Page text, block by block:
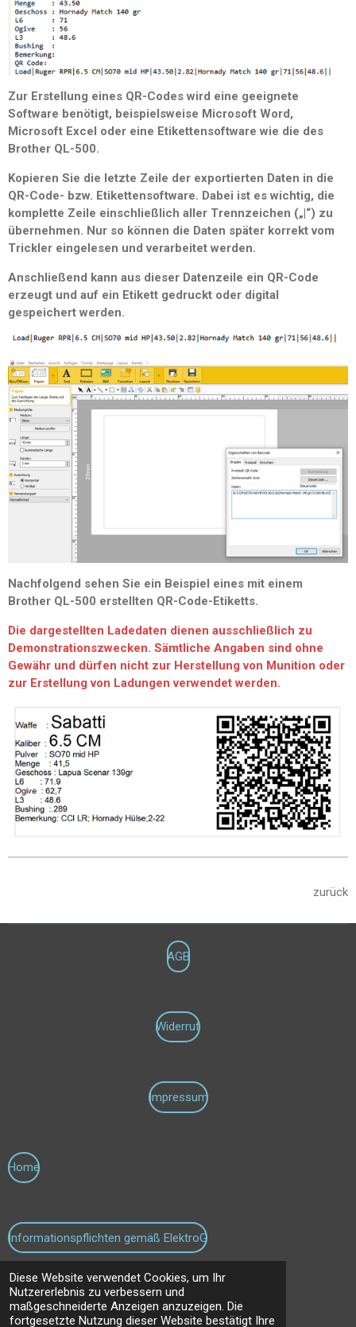
Diese Website verwendet Cookies, um Ihr
Nutzererlebnis zu verbessern und
maßgeschneiderte Anzeigen anzuzeigen. Die
fortgesetzte Nutzung dieser Website bestätigt Ihre
Zur Erstellung eines QR-Codes wird eine geeignete
Software benötigt, beispielsweise Microsoft Word,
Microsoft Excel oder eine Etikettensoftware wie die des
Brother QL-500.
Kopieren Sie die letzte Zeile der exportierten Daten in die
QR-Code- bzw. Etikettensoftware. Dabei ist es wichtig, die
komplette Zeile einschließlich aller Trennzeichen („|“) zu
übernehmen. Nur so können die Daten später korrekt vom
Trickler eingelesen und verarbeitet werden.
Anschließend kann aus dieser Datenzeile ein QR-Code
erzeugt und auf ein Etikett gedruckt oder digital
gespeichert werden.
Nachfolgend sehen Sie ein Beispiel eines mit einem
Brother QL-500 erstellten QR-Code-Etiketts.
Die dargestellten Ladedaten dienen ausschließlich zu
Demonstrationszwecken. Sämtliche Angaben sind ohne
Gewähr und dürfen nicht zur Herstellung von Munition oder
zur Erstellung von Ladungen verwendet werden.
zurück
AGB
Widerruf
Impressum
Home
Informationspflichten gemäß ElektroG
Kontakt
© 2022 - 2026 Powdermatic